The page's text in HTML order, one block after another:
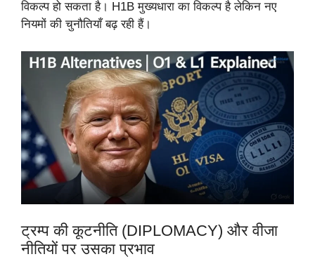
विकल्प हो सकता है। H1B मुख्यधारा का विकल्प है लेकिन नए
नियमों की चुनौतियाँ बढ़ रही हैं।
ट्रम्प की कूटनीति (DIPLOMACY) और वीजा
नीतियों पर उसका प्रभाव